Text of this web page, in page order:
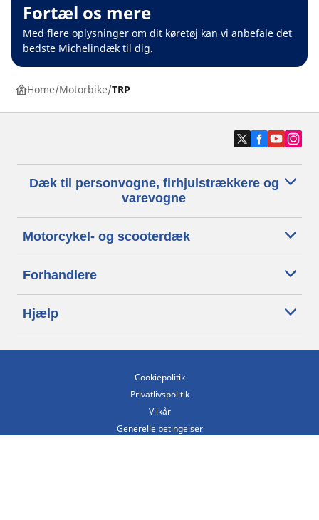
Fortæl os mere
Med flere oplysninger om dit køretøj kan vi anbefale det
bedste Michelindæk til dig.
Home Motorbike TRP
Dæk til personvogne, firhjulstrækkere og
varevogne
Motorcykel- og scooterdæk
Forhandlere
Hjælp
Cookiepolitik
Privatlivspolitik
Vilkår
Generelle betingelser